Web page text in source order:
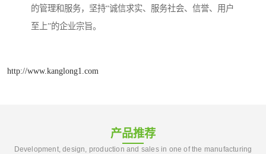
的管理和服务，坚持“诚信求实、服务社会、信誉、用户
至上”的企业宗旨。
http://www.kanglong1.com
产品推荐
Development, design, production and sales in one of the manufacturing